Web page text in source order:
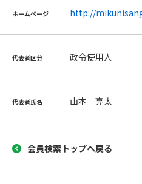
ホームページ http://
代表者区分 政令使用人
代表者氏名 山本 亮太
会員検索トップへ戻る